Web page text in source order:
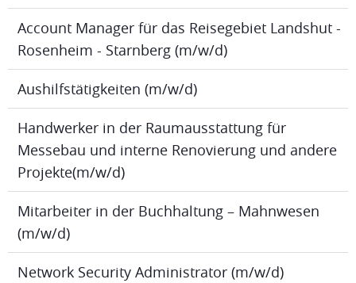
Account Manager für das Reisegebiet Landshut -
Rosenheim - Starnberg (m/w/d)
Aushilfstätigkeiten (m/w/d)
Handwerker in der Raumausstattung für
Messebau und interne Renovierung und andere
Projekte(m/w/d)
Mitarbeiter in der Buchhaltung – Mahnwesen
(m/w/d)
Network Security Administrator (m/w/d)